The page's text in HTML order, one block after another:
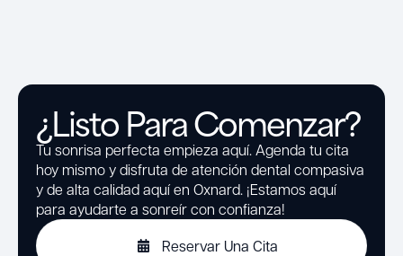
¿Listo Para Comenzar?
Tu sonrisa perfecta empieza aquí. Agenda tu cita
hoy mismo y disfruta de atención dental compasiva
y de alta calidad aquí en Oxnard. ¡Estamos aquí
para ayudarte a sonreír con confianza!
Reservar Una Cita